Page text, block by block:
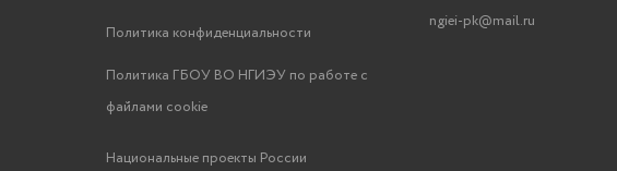
Политика конфиденциальности
Политика ГБОУ ВО НГИЭУ по работе с
файлами cookie
Национальные проекты России
ngiei-pk@mail.ru